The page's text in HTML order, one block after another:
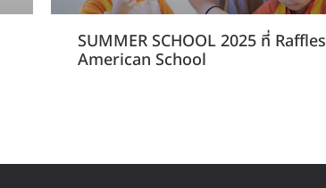
SUMMER SCHOOL 2025 ที่ Raffles
American School